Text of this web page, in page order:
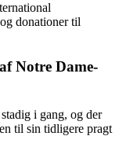
donationer til
Notre Dame-
i gang, og der
til sin tidligere pragt